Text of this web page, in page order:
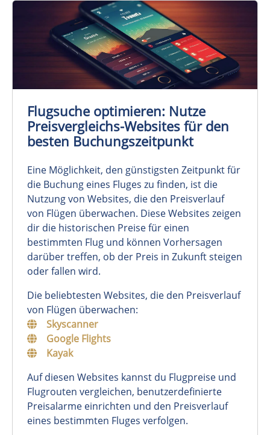
Flugsuche optimieren: Nutze
Preisvergleichs-Websites für den
besten Buchungszeitpunkt
Eine Möglichkeit, den günstigsten Zeitpunkt für
die Buchung eines Fluges zu finden, ist die
Nutzung von Websites, die den Preisverlauf
von Flügen überwachen. Diese Websites zeigen
dir die historischen Preise für einen
bestimmten Flug und können Vorhersagen
darüber treffen, ob der Preis in Zukunft steigen
oder fallen wird.
Die beliebtesten Websites, die den Preisverlauf
von Flügen überwachen:
Skyscanner
Google Flights
Kayak
Auf diesen Websites kannst du Flugpreise und
Flugrouten vergleichen, benutzerdefinierte
Preisalarme einrichten und den Preisverlauf
eines bestimmten Fluges verfolgen.